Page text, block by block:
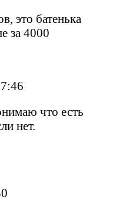
это батенька
за 4000
что есть
нет.